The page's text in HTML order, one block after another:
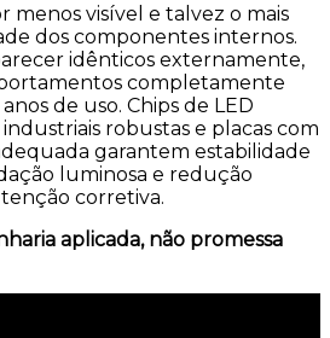
menos visível e talvez o mais
dos componentes internos.
idênticos externamente,
completamente
de uso. Chips de LED
robustas e placas com
garantem estabilidade
luminosa e redução
corretiva.
aplicada, não promessa